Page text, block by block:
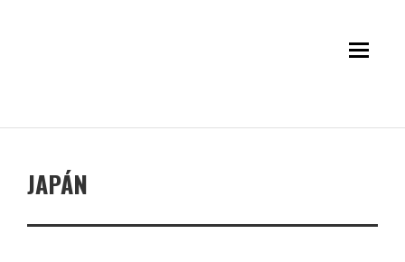
JAPÁN